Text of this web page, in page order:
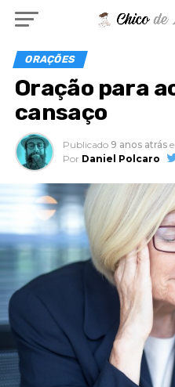
ORAÇÕES
Oração para
cansaço
Publicado 9 anos atrás
Por Daniel Polcaro